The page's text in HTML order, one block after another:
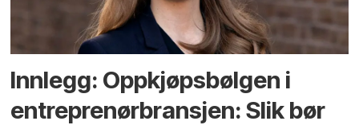
Innlegg: Oppkjøps­bølgen i
entreprenør­bransjen: Slik bør